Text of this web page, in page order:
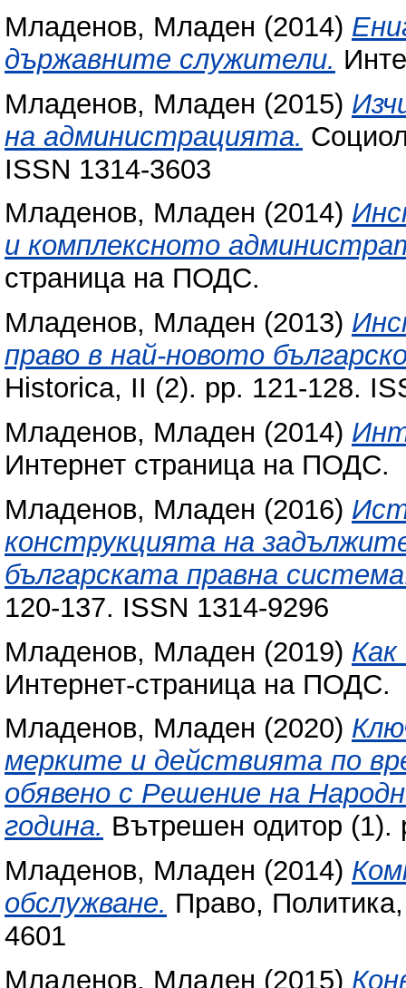
Младенов, Младен (2014)
държавните служители.
Младенов, Младен (2015)
на администрацията.
ISSN 1314-3603
Младенов, Младен (2014)
и комплексното
страница на ПОДС.
Младенов, Младен (2013)
право в най-новото
Historica, II (2). pp. 121-128.
Младенов, Младен (2014)
Интернет страница на ПОДС.
Младенов, Младен (2016)
конструкцията на
българската правна
120-137. ISSN 1314-9296
Младенов, Младен (2019)
Интернет-страница на ПОДС.
Младенов, Младен (2020)
мерките и действията по
обявено с Решение на
година. Вътрешен одитор (1).
Младенов, Младен (2014)
обслужване. Право,
4601
Младенов, Младен (2015)